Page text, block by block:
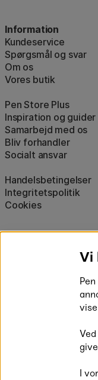
Information
Kundeservice
Spørgsmål og svar
Om os
Vores butik
Pen Store Plus
Inspiration og guider
Samarbejd med os
Bliv forhandler
Socialt ansvar
Handelsbetingelser
Integritetspolitik
Cookies
Vi
I